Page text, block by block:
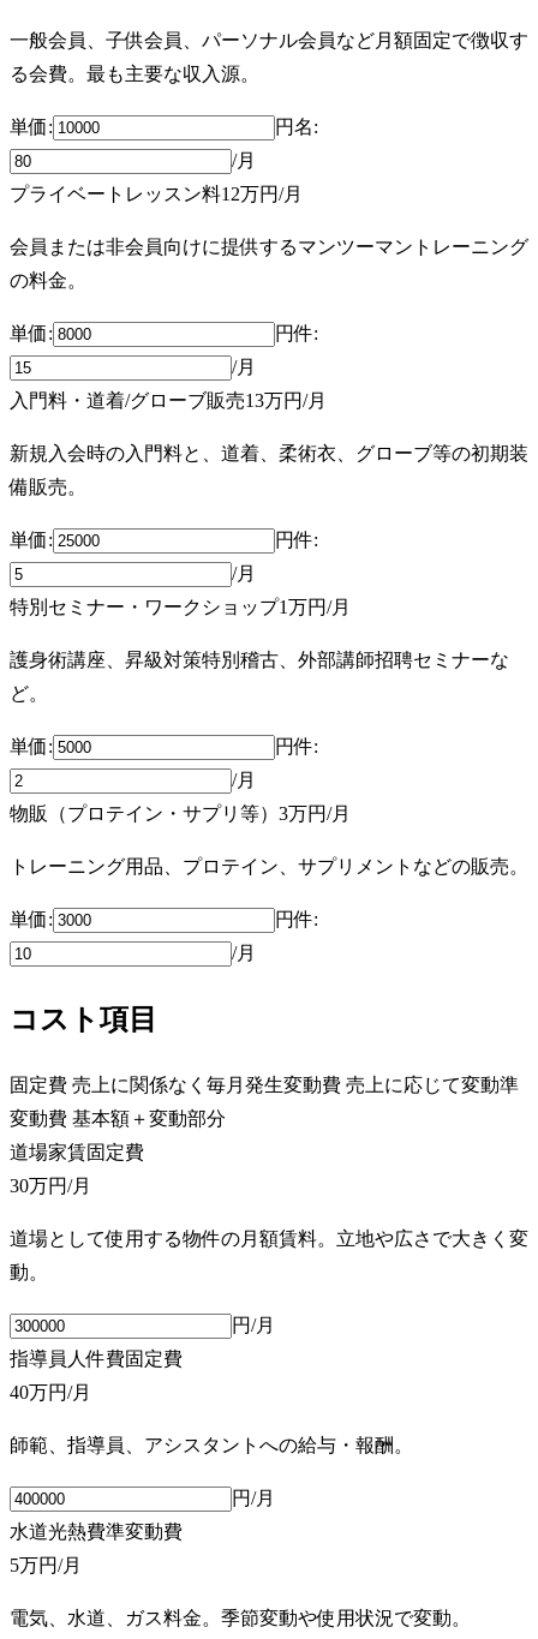
一般会員、子供会員、パーソナル会員など月額固定で徴収す
る会費。最も主要な収入源。
単価: 円名:
/月
プライベートレッスン料12万円/月
会員または非会員向けに提供するマンツーマントレーニング
の料金。
単価: 円件:
/月
入門料・道着/グローブ販売13万円/月
新規入会時の入門料と、道着、柔術衣、グローブ等の初期装
備販売。
単価: 円件:
/月
特別セミナー・ワークショップ1万円/月
護身術講座、昇級対策特別稽古、外部講師招聘セミナーな
ど。
単価: 円件:
/月
物販（プロテイン・サプリ等） 3万円/月
トレーニング用品、プロテイン、サプリメントなどの販売。
単価: 円件:
/月
コスト項目
固定費 売上に関係なく毎月発生変動費 売上に応じて変動準
変動費 基本額＋変動部分
道場家賃固定費
30万円/月
道場として使用する物件の月額賃料。立地や広さで大きく変
動。
円/月
指導員人件費固定費
40万円/月
師範、指導員、アシスタントへの給与・報酬。
円/月
水道光熱費準変動費
5万円/月
電気、水道、ガス料金。季節変動や使用状況で変動。